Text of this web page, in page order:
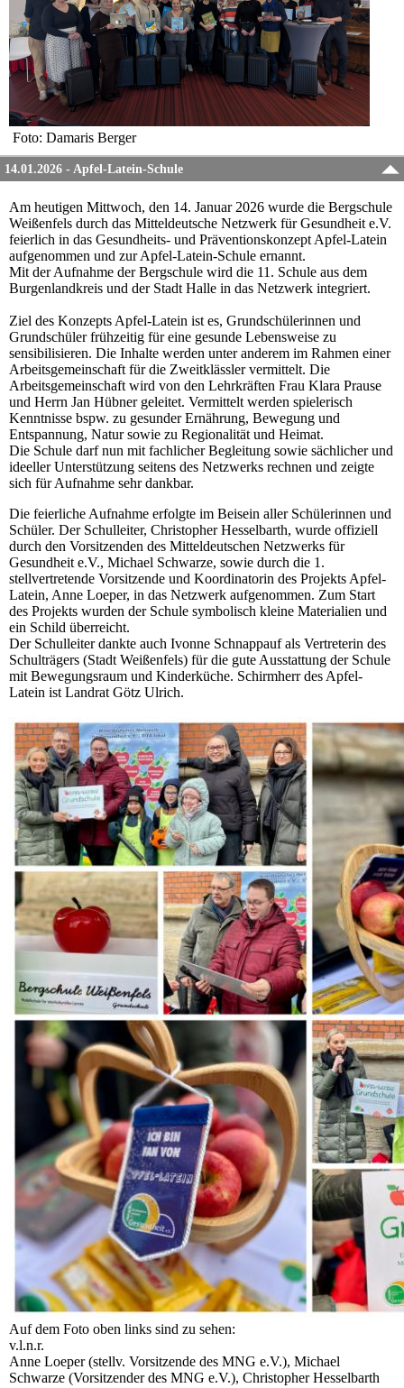
Foto: Damaris Berger
14.01.2026 - Apfel-Latein-Schule
Am heutigen Mittwoch, den 14. Januar 2026 wurde die Bergschule
Weißenfels durch das Mitteldeutsche Netzwerk für Gesundheit e.V.
feierlich in das Gesundheits- und Präventionskonzept Apfel-Latein
aufgenommen und zur Apfel-Latein-Schule ernannt.
Mit der Aufnahme der Bergschule wird die 11. Schule aus dem
Burgenlandkreis und der Stadt Halle in das Netzwerk integriert.
Ziel des Konzepts Apfel-Latein ist es, Grundschülerinnen und
Grundschüler frühzeitig für eine gesunde Lebensweise zu
sensibilisieren. Die Inhalte werden unter anderem im Rahmen einer
Arbeitsgemeinschaft für die Zweitklässler vermittelt. Die
Arbeitsgemeinschaft wird von den Lehrkräften Frau Klara Prause
und Herrn Jan Hübner geleitet. Vermittelt werden spielerisch
Kenntnisse bspw. zu gesunder Ernährung, Bewegung und
Entspannung, Natur sowie zu Regionalität und Heimat.
Die Schule darf nun mit fachlicher Begleitung sowie sächlicher und
ideeller Unterstützung seitens des Netzwerks rechnen und zeigte
sich für Aufnahme sehr dankbar.
Die feierliche Aufnahme erfolgte im Beisein aller Schülerinnen und
Schüler. Der Schulleiter, Christopher Hesselbarth, wurde offiziell
durch den Vorsitzenden des Mitteldeutschen Netzwerks für
Gesundheit e.V., Michael Schwarze, sowie durch die 1.
stellvertretende Vorsitzende und Koordinatorin des Projekts Apfel-
Latein, Anne Loeper, in das Netzwerk aufgenommen. Zum Start
des Projekts wurden der Schule symbolisch kleine Materialien und
ein Schild überreicht.
Der Schulleiter dankte auch Ivonne Schnappauf als Vertreterin des
Schulträgers (Stadt Weißenfels) für die gute Ausstattung der Schule
mit Bewegungsraum und Kinderküche. Schirmherr des Apfel-
Latein ist Landrat Götz Ulrich.
Auf dem Foto oben links sind zu sehen:
v.l.n.r.
Anne Loeper (stellv. Vorsitzende des MNG e.V.), Michael
Schwarze (Vorsitzender des MNG e.V.), Christopher Hesselbarth